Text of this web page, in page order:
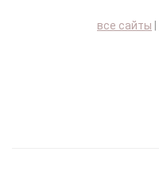
все сайты